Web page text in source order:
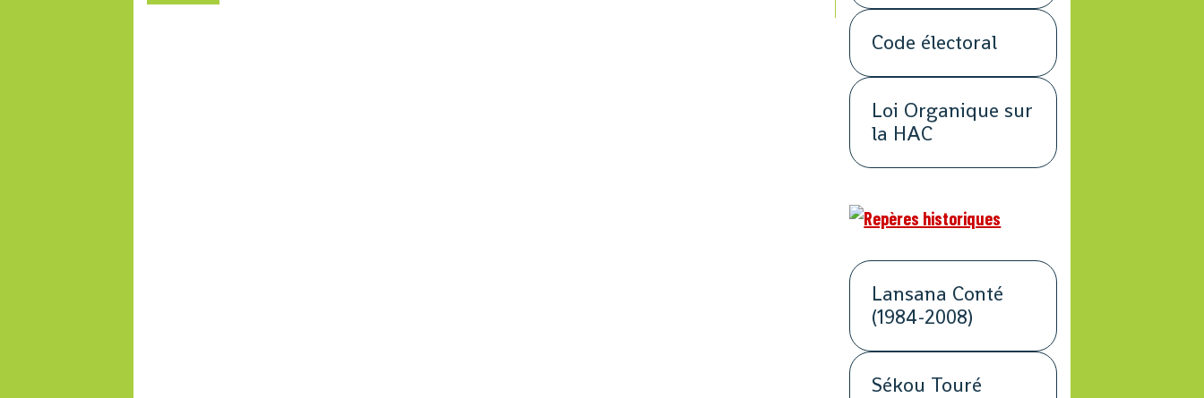
Code électoral
Loi Organique sur
la HAC
Lansana Conté
(1984-2008)
Sékou Touré